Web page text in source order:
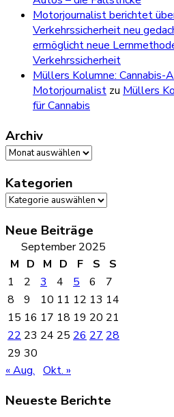
Motorjournalist berichtet
Verkehrssicherheit neu
ermöglicht neue
Verkehrssicherheit
Müllers Kolumne: Cannabis-
Motorjournalist zu Müllers
für Cannabis
Archiv
Archiv
Kategorien
Kategorien
Neue Beiträge
September 2025
M D M D F S
S
1
2 3 4 5 6
7
8
9 10 11 12 13 14
15 16 17 18 19 20 21
22 23 24 25 26 27 28
29 30
« Aug. Okt. »
Neueste Berichte